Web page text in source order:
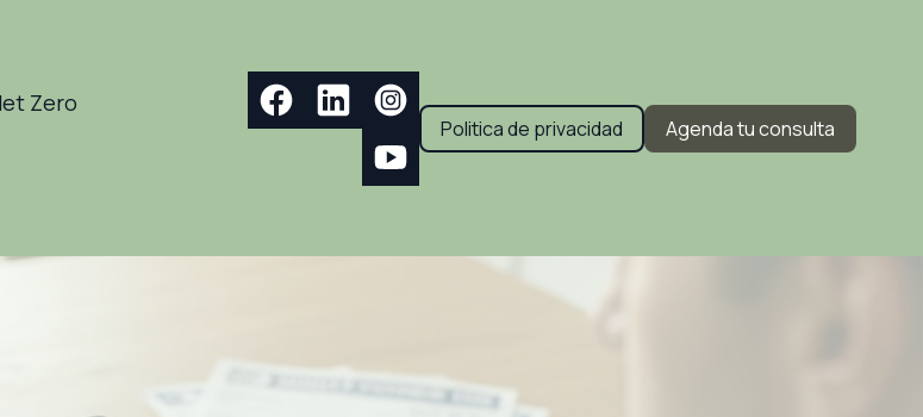
Zero
Politica de privacidad Agenda tu consulta